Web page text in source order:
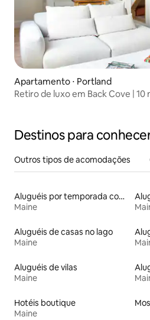
Apartamento ⋅ Portland
Retiro de luxo em Back Cove |
Destinos para
Outros tipos de acomodações
Aluguéis por temporada com caiaque
Maine
Aluguéis de casas no lago
Maine
Aluguéis de vilas
Maine
Hotéis boutique
Maine